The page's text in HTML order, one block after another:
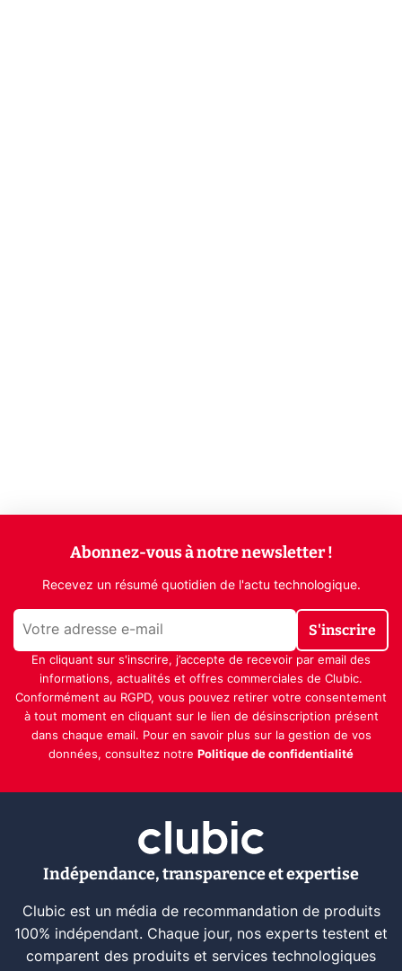
Abonnez-vous à notre newsletter !
Recevez un résumé quotidien de l'actu technologique.
S'inscrire
En cliquant sur s'inscrire, j’accepte de recevoir par email des
informations, actualités et offres commerciales de Clubic.
Conformément au RGPD, vous pouvez retirer votre consentement
à tout moment en cliquant sur le lien de désinscription présent
dans chaque email. Pour en savoir plus sur la gestion de vos
données, consultez notre Politique de confidentialité
Indépendance, transparence et expertise
Clubic est un média de recommandation de produits
100% indépendant. Chaque jour, nos experts testent et
comparent des produits et services technologiques